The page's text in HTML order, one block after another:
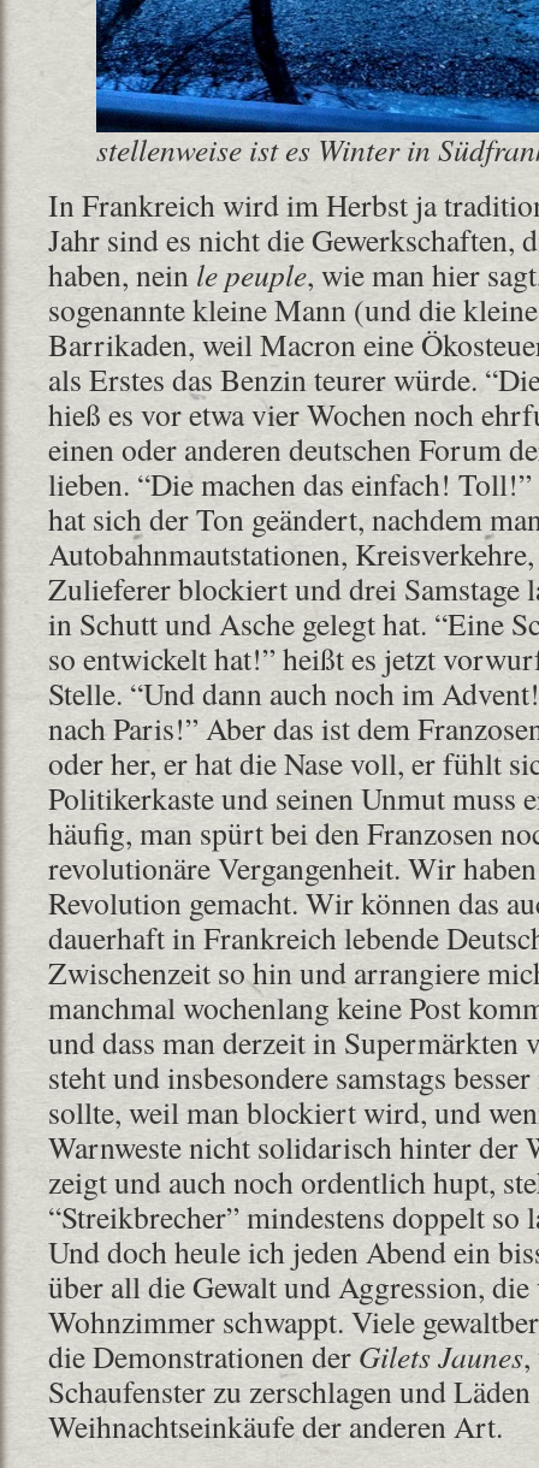
stellenweise ist es Winter in
In Frankreich wird im Herbst ja
Jahr sind es nicht die Gewerkschaften,
haben, nein le peuple, wie man hier
sogenannte kleine Mann (und die
Barrikaden, weil Macron eine
als Erstes das Benzin teurer würde.
hieß es vor etwa vier Wochen noch
einen oder anderen deutschen Forum
lieben. “Die machen das einfach!
hat sich der Ton geändert, nachdem
Autobahnmautstationen,
Zulieferer blockiert und drei Samstage
in Schutt und Asche gelegt hat. “Eine
so entwickelt hat!” heißt es jetzt
Stelle. “Und dann auch noch im
nach Paris!” Aber das ist dem
oder her, er hat die Nase voll, er fühlt
Politikerkaste und seinen Unmut muss
häufig, man spürt bei den Franzosen
revolutionäre Vergangenheit. Wir
Revolution gemacht. Wir können das
dauerhaft in Frankreich lebende
Zwischenzeit so hin und arrangiere
manchmal wochenlang keine Post
und dass man derzeit in Supermärkten
steht und insbesondere samstags
sollte, weil man blockiert wird, und
Warnweste nicht solidarisch hinter der
zeigt und auch noch ordentlich hupt,
“Streikbrecher” mindestens doppelt so
Und doch heule ich jeden Abend ein
über all die Gewalt und Aggression,
Wohnzimmer schwappt. Viele
die Demonstrationen der Gilets Jaunes,
Schaufenster zu zerschlagen und
Weihnachtseinkäufe der anderen Art.